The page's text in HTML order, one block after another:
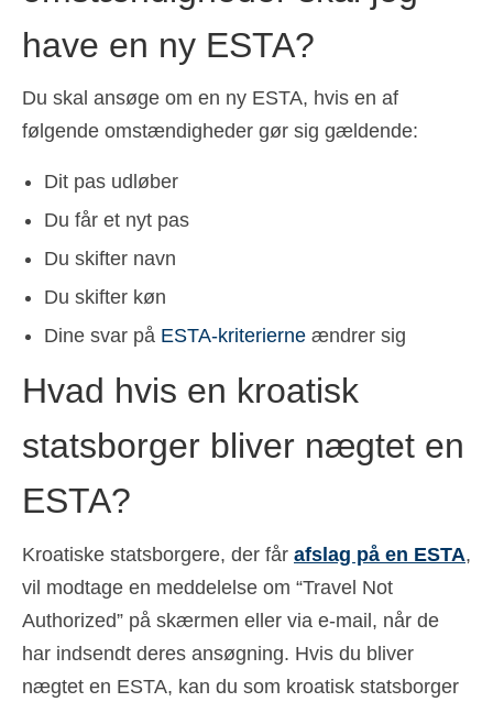
have en ny ESTA?
Du skal ansøge om en ny ESTA, hvis en af
følgende omstændigheder gør sig gældende:
Dit pas udløber
Du får et nyt pas
Du skifter navn
Du skifter køn
Dine svar på ESTA-kriterierne ændrer sig
Hvad hvis en kroatisk
statsborger bliver nægtet en
ESTA?
Kroatiske statsborgere, der får afslag på en ESTA,
vil modtage en meddelelse om “Travel Not
Authorized” på skærmen eller via e-mail, når de
har indsendt deres ansøgning. Hvis du bliver
nægtet en ESTA, kan du som kroatisk statsborger